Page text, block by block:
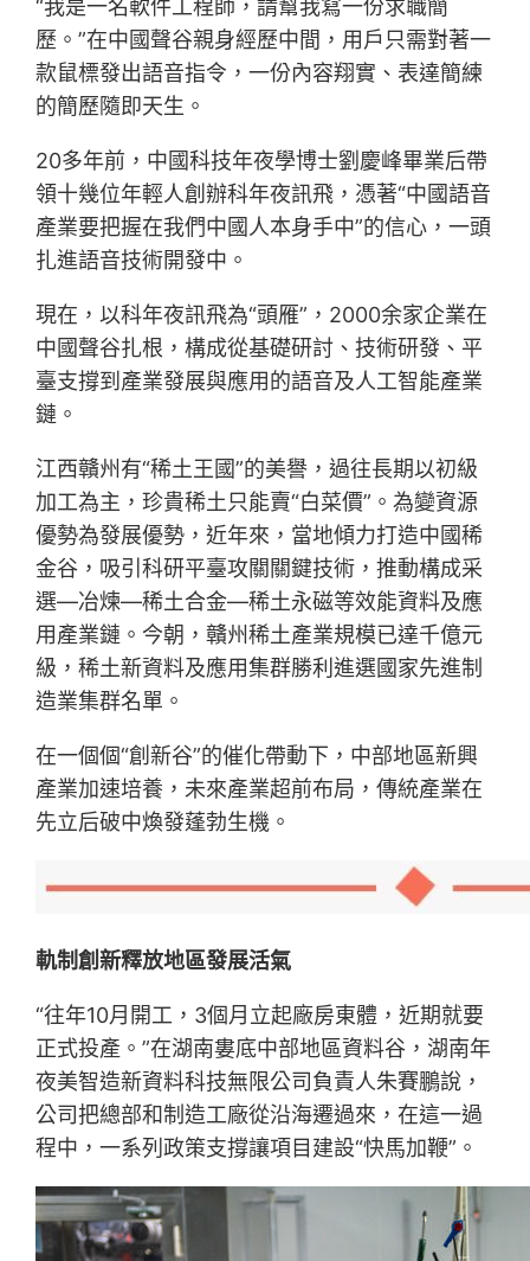
“我是一名軟件工程師，請幫我寫一份求職簡
歷。”在中國聲谷親身經歷中間，用戶只需對著一
款鼠標發出語音指令，一份內容翔實、表達簡練
的簡歷隨即天生。
20多年前，中國科技年夜學博士劉慶峰畢業后帶
領十幾位年輕人創辦科年夜訊飛，憑著“中國語音
產業要把握在我們中國人本身手中”的信心，一頭
扎進語音技術開發中。
現在，以科年夜訊飛為“頭雁”，2000余家企業在
中國聲谷扎根，構成從基礎研討、技術研發、平
臺支撐到產業發展與應用的語音及人工智能產業
鏈。
江西贛州有“稀土王國”的美譽，過往長期以初級
加工為主，珍貴稀土只能賣“白菜價”。為變資源
優勢為發展優勢，近年來，當地傾力打造中國稀
金谷，吸引科研平臺攻關關鍵技術，推動構成采
選—冶煉—稀土合金—稀土永磁等效能資料及應
用產業鏈。今朝，贛州稀土產業規模已達千億元
級，稀土新資料及應用集群勝利進選國家先進制
造業集群名單。
在一個個“創新谷”的催化帶動下，中部地區新興
產業加速培養，未來產業超前布局，傳統產業在
先立后破中煥發蓬勃生機。
軌制創新釋放地區發展活氣
“往年10月開工，3個月立起廠房東體，近期就要
正式投產。”在湖南婁底中部地區資料谷，湖南年
夜美智造新資料科技無限公司負責人朱賽鵬說，
公司把總部和制造工廠從沿海遷過來，在這一過
程中，一系列政策支撐讓項目建設“快馬加鞭”。